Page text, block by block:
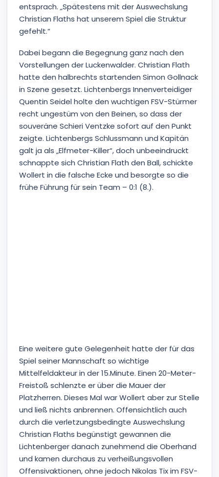
entsprach. „Spätestens mit der Auswechslung
Christian Flaths hat unserem Spiel die Struktur
gefehlt.“
Dabei begann die Begegnung ganz nach den
Vorstellungen der Luckenwalder. Christian Flath
hatte den halbrechts startenden Simon Gollnack
in Szene gesetzt. Lichtenbergs Innenverteidiger
Quentin Seidel holte den wuchtigen FSV-Stürmer
recht ungestüm von den Beinen, so dass der
souveräne Schieri Ventzke sofort auf den Punkt
zeigte. Lichtenbergs Schlussmann und Kapitän
galt ja als „Elfmeter-Killer“, doch unbeeindruckt
schnappte sich Christian Flath den Ball, schickte
Wollert in die falsche Ecke und besorgte so die
frühe Führung für sein Team – 0:1 (8.).
Eine weitere gute Gelegenheit hatte der für das
Spiel seiner Mannschaft so wichtige
Mittelfeldakteur in der 15.Minute. Einen 20-Meter-
Freistoß schlenzte er über die Mauer der
Platzherren. Dieses Mal war Wollert aber zur Stelle
und ließ nichts anbrennen. Offensichtlich auch
durch die verletzungsbedingte Auswechslung
Christian Flaths begünstigt gewannen die
Lichtenberger danach zunehmend die Oberhand
und kamen durchaus zu verheißungsvollen
Offensivaktionen, ohne jedoch Nikolas Tix im FSV-